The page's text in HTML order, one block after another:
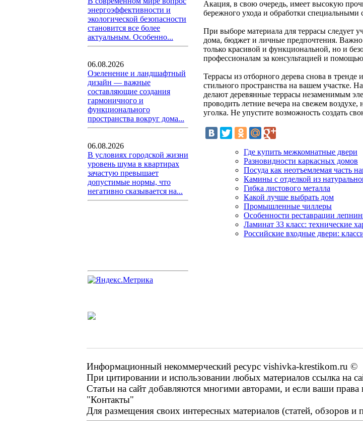
энергоэффективности и
экологической безопасности
становится все более
актуальным. Особенно...
06.08.2026
Озеленение и ландшафтный
дизайн — важные
составляющие создания
гармоничного и
функционального
пространства вокруг дома...
06.08.2026
В условиях городской жизни
уровень шума в квартирах
зачастую превышает
допустимые нормы, что
негативно сказывается на...
Акация, в свою очередь, имеет высокую
бережного ухода и обработки специальными
При выборе материала для террасы следует
дома, бюджет и личные предпочтения.
только красивой и функциональной, но и
профессионалам за консультацией и
Террасы из отборного дерева снова в
стильного пространства на вашем участке.
делают деревянные террасы незаменимым
проводить летние вечера на свежем
уголка. Не упустите возможность создать
Где купить межкомнатные двери
Разновидности каркасных домов
Посуда как неотъемлемая часть
Камины с отделкой из
Гибка листового металла
Какой лучше выбрать дом
Промышленные чиллеры
Особенности реставрации
Ламинат 33 класс: технические
Российские входные двери:
Информационный некоммерческий ресурс vishivka-krestikom.ru ©
При цитировании и использовании любых материалов ссылка на
Статьи на сайт добавляются многими авторами, и если ваши
"Контакты"
Для размещения своих интересных материалов (статей, обзоров